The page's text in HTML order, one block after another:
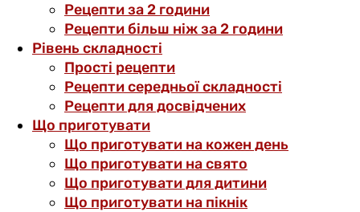
Рецепти за 2 години
Рецепти більш ніж за 2 години
Рівень складності
Прості рецепти
Рецепти середньої складності
Рецепти для досвідчених
Що приготувати
Що приготувати на кожен день
Що приготувати на свято
Що приготувати для дитини
Що приготувати на пікнік